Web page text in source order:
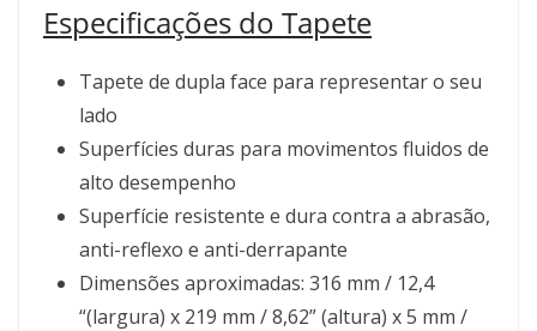
Especificações do Tapete
Tapete de dupla face para representar o seu
lado
Superfícies duras para movimentos fluidos de
alto desempenho
Superfície resistente e dura contra a abrasão,
anti-reflexo e anti-derrapante
Dimensões aproximadas: 316 mm / 12,4
“(largura) x 219 mm / 8,62” (altura) x 5 mm /